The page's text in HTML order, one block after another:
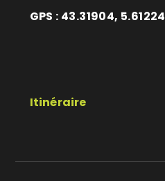
GPS : 43.31904, 5.61224
Itinéraire